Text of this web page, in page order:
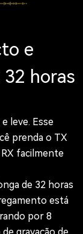
e
horas
leve. Esse
prenda o TX
facilmente
de 32 horas
está
por 8
gravação de